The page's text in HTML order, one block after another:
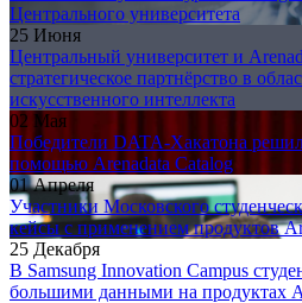
Центрального университета
25 Июня
Центральный университет и
стратегическое партнёрство в
искусственного интеллекта
02 Мая
Победители DATA-Хакатона
помощью Arenadata Catalog
01 Апреля
Участники Московского
кейсы с применением продуктов
25 Декабря
В Samsung Innovation Campus
большими данными на продуктах